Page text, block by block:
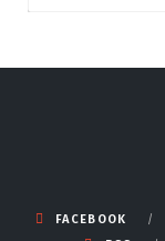
FACEBOOK